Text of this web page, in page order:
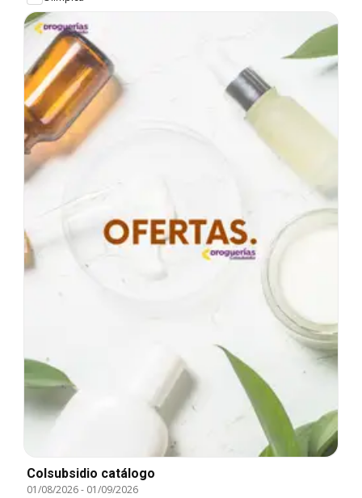
Colsubsidio catálogo
01/08/2026- 01/09/2026